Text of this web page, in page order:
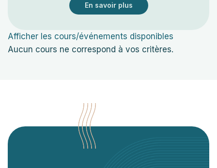
En savoir plus
Afficher les cours/événements disponibles
Aucun cours ne correspond à vos critères.